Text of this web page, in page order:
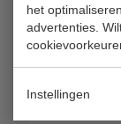
het
advertenties.
Instellingen